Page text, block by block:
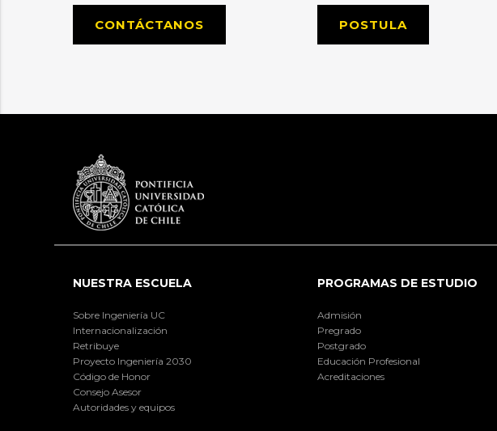
CONTÁCTANOS POSTULA
NUESTRA ESCUELA
Sobre Ingeniería UC
Internacionalización
Retribuye
Proyecto Ingeniería 2030
Código de Honor
Consejo Asesor
Autoridades y equipos
PROGRAMAS DE ESTUDIO
Admisión
Pregrado
Postgrado
Educación Profesional
Acreditaciones